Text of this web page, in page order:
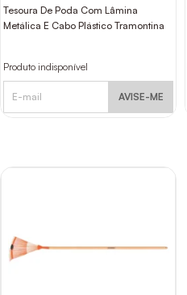
Tesoura De Poda Com Lâmina
Metálica E Cabo Plástico Tramontina
Produto indisponível
AVISE-ME